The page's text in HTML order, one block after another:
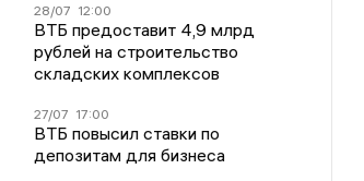
28/07 12:00
ВТБ предоставит 4,9 млрд
рублей на строительство
складских комплексов
27/07 17:00
ВТБ повысил ставки по
депозитам для бизнеса